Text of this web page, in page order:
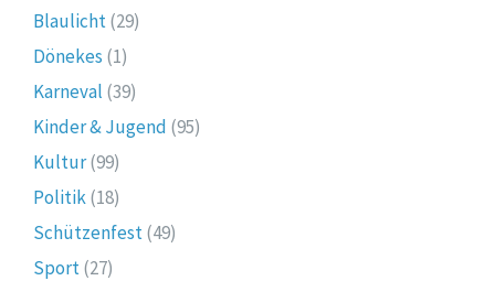
Blaulicht(29)
Dönekes (1)
Karneval (39)
Kinder & Jugend (95)
Kultur(99)
Politik(18)
Schützenfest(49)
Sport(27)